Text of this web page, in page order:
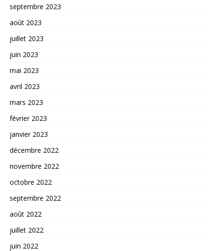
septembre 2023
août 2023
juillet 2023
juin 2023
mai 2023
avril 2023
mars 2023
février 2023
janvier 2023
décembre 2022
novembre 2022
octobre 2022
septembre 2022
août 2022
juillet 2022
juin 2022